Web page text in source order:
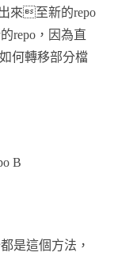
來至新的repo
repo，因為直
何轉移部分檔
B
是這個方法，